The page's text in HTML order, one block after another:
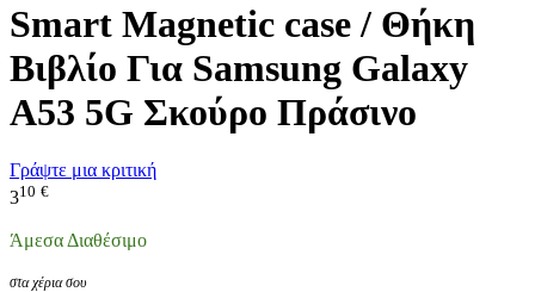
Smart Magnetic case / Θήκη
Βιβλίο Για Samsung Galaxy
A53 5G Σκούρο Πράσινο
Γράψτε μια κριτική
310 €
Άμεσα Διαθέσιμο
στα χέρια σου